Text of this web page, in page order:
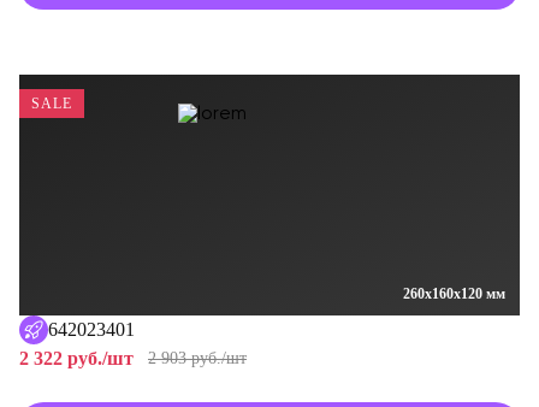
260x160x120 мм
SALE
642023401
2 322 руб./шт
2 903 руб./шт